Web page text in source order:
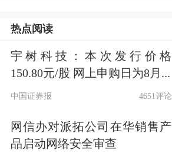
热点阅读
宇树科技：本次发行价格
150.80元/股 网上申购日为8月...
中国证券报 4651评论
网信办对派拓公司在华销售产
品启动网络安全审查